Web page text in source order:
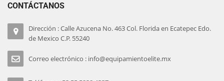
CONTÁCTANOS
Dirección : Calle Azucena No. 463 Col. Florida en Ecatepec Edo.
de Mexico C.P. 55240
Correo electrónico : info@equipamientoelite.mx